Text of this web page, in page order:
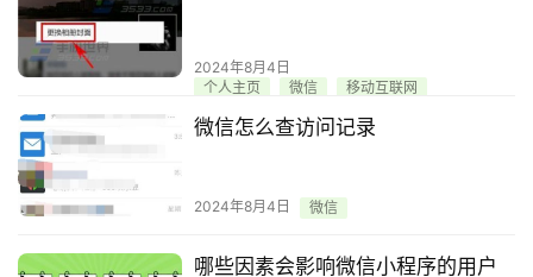
2024年8月4日
个人主页
微信 移动互联网
微信怎么查访问记录
2024年8月4日 微信
哪些因素会影响微信小程序的用户